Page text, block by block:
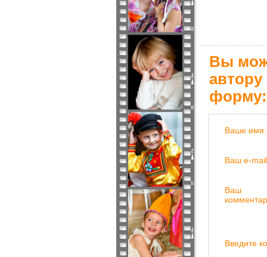
Вы
форму:
Ваше имя:
Ваш e-
Ваш
Введите